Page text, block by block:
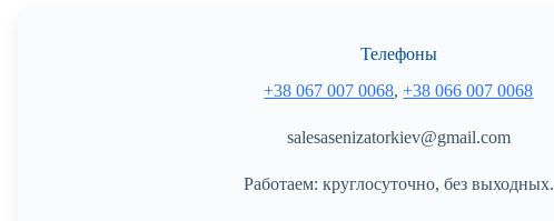
Телефоны
+38 067 007 0068,+38 066 007 0068
salesasenizatorkiev@gmail.com
Работаем: круглосуточно, без выходных.